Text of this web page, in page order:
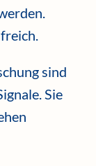
sind
Sie